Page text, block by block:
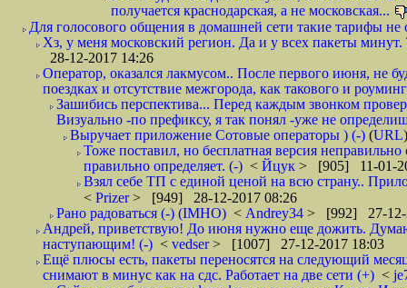
получается краснодарская, а не московская...
Для голосового общения в домашней сети такие тарифы не
Хз, у меня московский регион. Да и у всех пакеты
28-12-2017 14:26
Оператор, оказался лакмусом.. После первого июня, не
поездках и отсутствие межгорода, как такового и
Зашибись перспектива... Перед каждым звонком
Визуально -по префиксу, я так понял -уже не
Выручает приложение Сотовые операторы ) (-) (URL
Тоже поставил, но бесплатная версия
правильно определяет. (-) < Йцук > [905] 11-01-
Взял себе ТП с единой ценой на всю страну..
< Prizer> [949] 28-12-2017 08:26
Рано радоваться (-) (IMHO) < Andrey34 > [992] 27-12-
Андрей, приветствую! До июня нужно еще дожить.
наступающим! (-) < vedser> [1007] 27-12-2017 18:03
Ещё плюсы есть, пакеты переносятся на следующий
снимают в минус как на сдс. Работает на две сети (+) <